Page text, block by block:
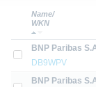
Name/
WKN
BNP Paribas
DB9WPV
BNP Paribas